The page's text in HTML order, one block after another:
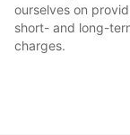
ourselves on
short- and long-
charges.